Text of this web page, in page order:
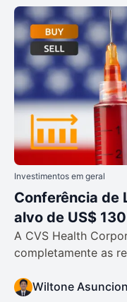
Investimentos em geral
Conferência de
alvo de US$
A CVS Health
completamente as
Wiltone Asuncion